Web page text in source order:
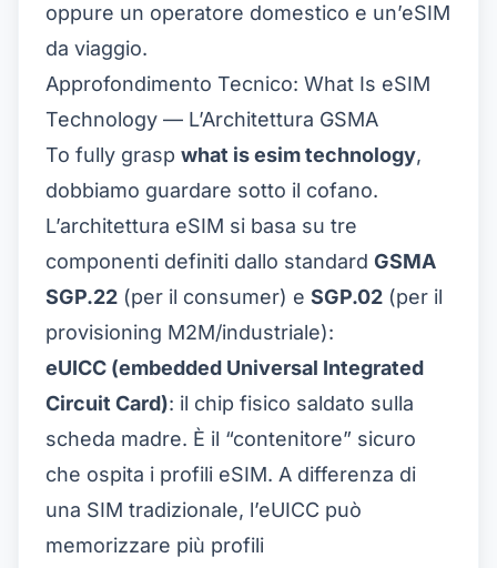
oppure un operatore domestico e un’eSIM
da viaggio.
Approfondimento Tecnico: What Is eSIM
Technology — L’Architettura GSMA
To fully grasp what is esim technology,
dobbiamo guardare sotto il cofano.
L’architettura eSIM si basa su tre
componenti definiti dallo standard GSMA
SGP.22 (per il consumer) e SGP.02 (per il
provisioning M2M/industriale):
eUICC (embedded Universal Integrated
Circuit Card): il chip fisico saldato sulla
scheda madre. È il “contenitore” sicuro
che ospita i profili eSIM. A differenza di
una SIM tradizionale, l’eUICC può
memorizzare più profili
Offerta a tempo limitato
Codice promozionale
web20
20% di sconto per nuovi utenti